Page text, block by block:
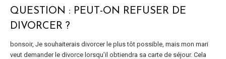
QUESTION : PEUT-ON REFUSER DE
DIVORCER ?
bonsoir, Je souhaiterais divorcer le plus tôt possible, mais mon mari
veut demander le divorce lorsqu’il obtiendra sa carte de séjour. Cela